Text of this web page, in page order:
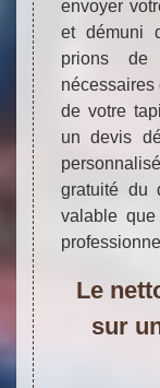
envoyer
et démuni
prions de
de votre
un devis
gratuité du
valable
Le
sur